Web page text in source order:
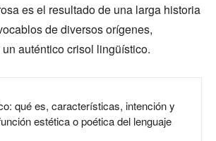
es el resultado de una larga historia
de diversos orígenes,
auténtico crisol lingüístico.
qué es, características, intención y
estética o poética del lenguaje